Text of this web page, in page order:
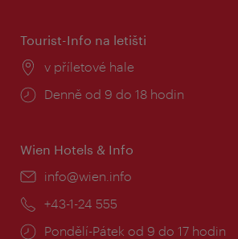
Tourist-Info na letišti
Místo:
v příletové hale
Provozní
Denně od 9 do 18 hodin
Wien Hotels & Info
E-
info@wien.info
Telefon:
+43-1-24 555
Provozní
Pondělí-Pátek od 9 do 17 hodin